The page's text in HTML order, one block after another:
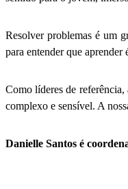
Resolver problemas é um
para entender que
Como líderes de
complexo e sensível. A
Danielle Santos é